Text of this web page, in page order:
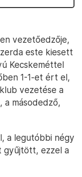
vezetőedzője,
este kiesett
Kecskeméttel
1-1-et ért el,
vezetése a
másodedző,
a legutóbbi négy
gyűjtött, ezzel a